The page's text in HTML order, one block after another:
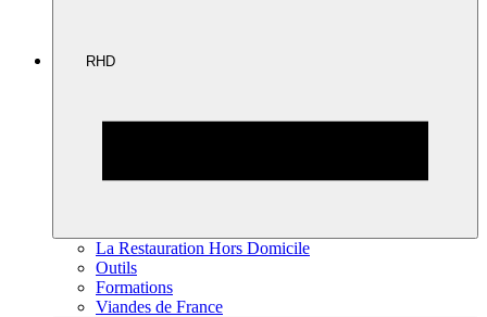
RHD
La Restauration Hors Domicile
Outils
Formations
Viandes de France